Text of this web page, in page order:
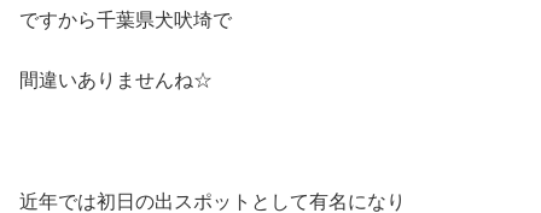
ですから千葉県犬吠埼で
間違いありませんね☆
近年では初日の出スポットとして有名になり